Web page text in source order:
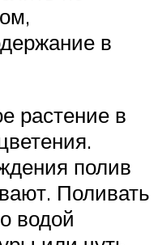
в
растение в
полив
Поливать
водой